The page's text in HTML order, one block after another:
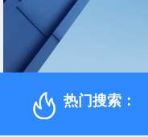
热门搜索：